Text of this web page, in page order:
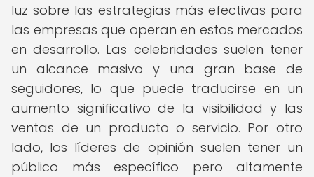
luz sobre las estrategias más efectivas para
las empresas que operan en estos mercados
en desarrollo. Las celebridades suelen tener
un alcance masivo y una gran base de
seguidores, lo que puede traducirse en un
aumento significativo de la visibilidad y las
ventas de un producto o servicio. Por otro
lado, los líderes de opinión suelen tener un
público más específico pero altamente